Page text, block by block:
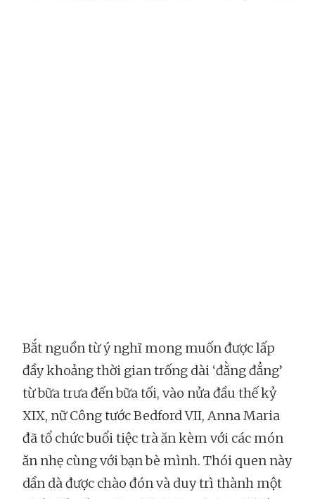
Bắt nguồn từ ý nghĩ mong muốn được lấp
đầy khoảng thời gian trống dài ‘đằng đẳng’
từ bữa trưa đến bữa tối, vào nửa đầu thế kỷ
XIX, nữ Công tước Bedford VII, Anna Maria
đã tổ chức buổi tiệc trà ăn kèm với các món
ăn nhẹ cùng với bạn bè mình. Thói quen này
dần dà được chào đón và duy trì thành một